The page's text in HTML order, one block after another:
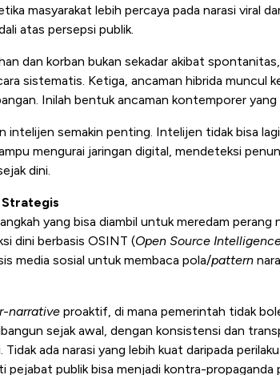
masyarakat lebih percaya pada narasi viral
atas persepsi publik.
dan korban bukan sekadar akibat
sistematis. Ketiga, ancaman hibrida muncul
Inilah bentuk ancaman kontemporer yang
intelijen semakin penting. Intelijen tidak bisa
mengurai jaringan digital, mendeteksi
dini.
Strategis
yang bisa diambil untuk meredam perang
dini berbasis OSINT (Open Source
media sosial untuk membaca pola/pattern
-narrative proaktif, di mana pemerintah tidak
sejak awal, dengan konsistensi dan
ada narasi yang lebih kuat daripada
pejabat publik bisa menjadi kontra-propaganda